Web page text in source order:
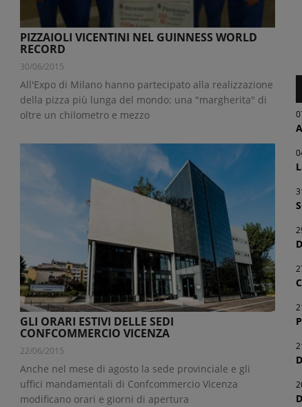
PIZZAIOLI VICENTINI NEL GUINNESS WORLD
RECORD
30/06/2015
All'Expo di Milano hanno partecipato alla realizzazione
della pizza più lunga del mondo: una "margherita" di
oltre un chilometro e mezzo
GLI ORARI ESTIVI DELLE SEDI
CONFCOMMERCIO VICENZA
22/06/2015
Anche nel mese di agosto la sede provinciale e gli
uffici mandamentali di Confcommercio Vicenza
modificano orari e giorni di apertura